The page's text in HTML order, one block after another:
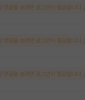
댓글을 보려면 로그인이 필요합니다.
댓글을 보려면 로그인이 필요합니다.
댓글을 보려면 로그인이 필요합니다.